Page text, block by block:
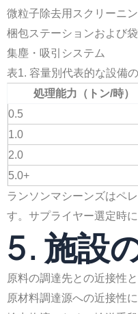
微粒子除去用スクリーニ
梱包ステーションおよび
集塵・吸引システム
表1. 容量別代表的な設備
処理能力（トン/時）
0.5
1.0
2.0
5.0+
ランソンマシーンズはペ
す。サプライヤー選定時
5. 施設
原料の調達先との近接性
原材料調達源への近接性